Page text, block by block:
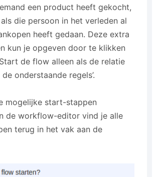
een product heeft gekocht,
die persoon in het verleden al
heeft gedaan. Deze extra
kun je opgeven door te klikken
de flow alleen als de relatie
onderstaande regels’.
mogelijke start-stappen
de workflow-editor vind je alle
terug in het vak aan de